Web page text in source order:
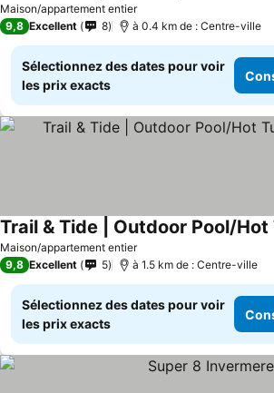
Maison/appartement entier
Consulter les prix
9,8 Excellent 8 à 0.4 km de : Centre-ville
Sélectionnez des dates pour voir
les prix exacts
Maison/appartement entier
Consulter les prix
9,8 Excellent 5 à 1.5 km de : Centre-ville
Sélectionnez des dates pour voir
les prix exacts